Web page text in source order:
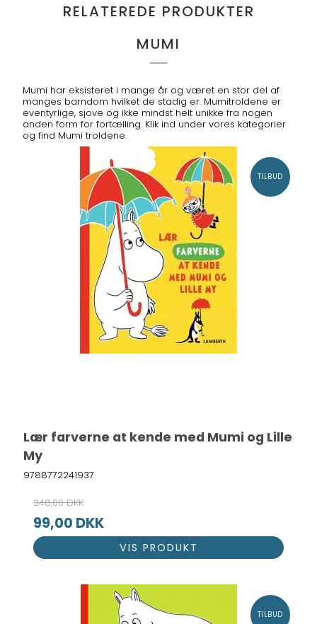
RELATEREDE PRODUKTER
MUMI
Mumi har eksisteret i mange år og været en stor del af
manges barndom hvilket de stadig er. Mumitroldene er
eventyrlige, sjove og ikke mindst helt unikke fra nogen
anden form for fortælling. Klik ind under vores kategorier
og find Mumi troldene.
TILBUD
Lær farverne at kende med Mumi og Lille
My
9788772241937
248,00 DKK
99,00 DKK
VIS PRODUKT
TILBUD